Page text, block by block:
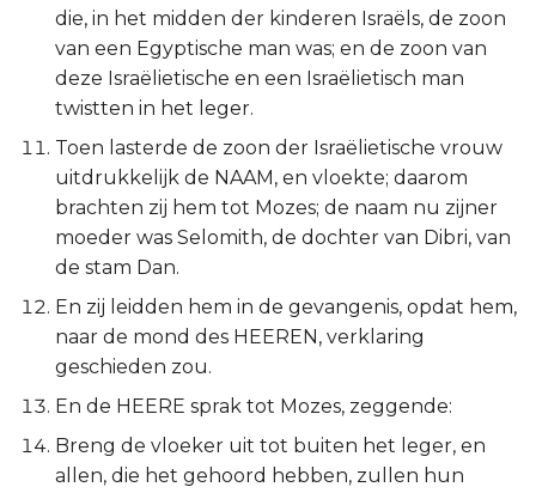
1 Petrus
2 Petrus
1 Johannes
2 Johannes
3 Johannes
Openbaring
die, in het midden der kinderen Israëls, de zoon
van een Egyptische man was; en de zoon van
deze Israëlietische en een Israëlietisch man
twistten in het leger.
Toen lasterde de zoon der Israëlietische vrouw
uitdrukkelijk de NAAM, en vloekte; daarom
brachten zij hem tot Mozes; de naam nu zijner
moeder was Selomith, de dochter van Dibri, van
de stam Dan.
En zij leidden hem in de gevangenis, opdat hem,
naar de mond des HEEREN, verklaring
geschieden zou.
En de HEERE sprak tot Mozes, zeggende:
Breng de vloeker uit tot buiten het leger, en
allen, die het gehoord hebben, zullen hun